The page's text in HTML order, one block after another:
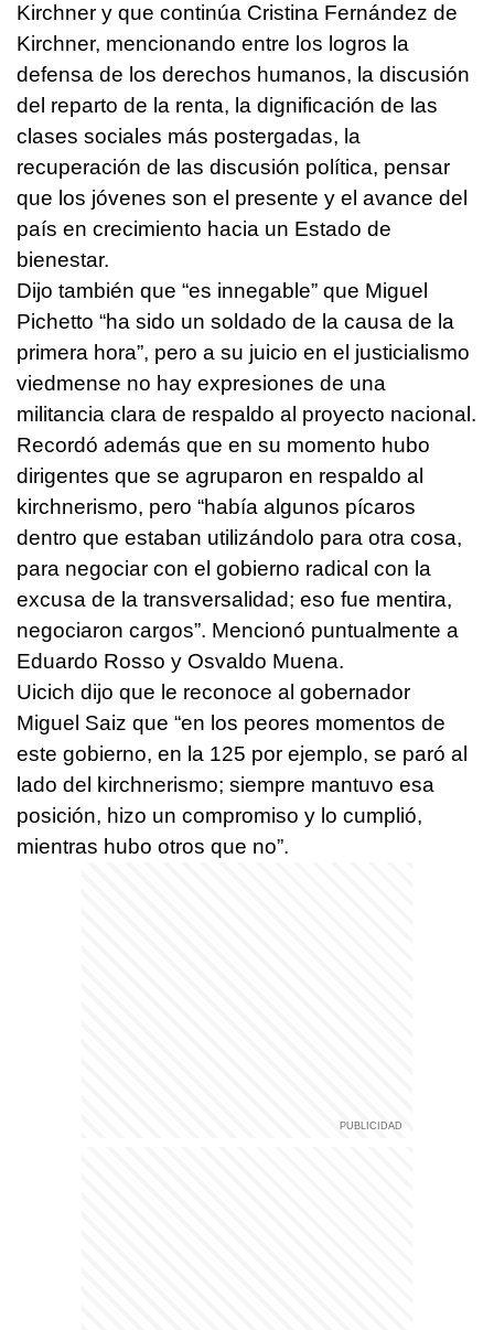
Kirchner y que continúa Cristina Fernández de
Kirchner, mencionando entre los logros la
defensa de los derechos humanos, la discusión
del reparto de la renta, la dignificación de las
clases sociales más postergadas, la
recuperación de las discusión política, pensar
que los jóvenes son el presente y el avance del
país en crecimiento hacia un Estado de
bienestar.
Dijo también que “es innegable” que Miguel
Pichetto “ha sido un soldado de la causa de la
primera hora”, pero a su juicio en el justicialismo
viedmense no hay expresiones de una
militancia clara de respaldo al proyecto nacional.
Recordó además que en su momento hubo
dirigentes que se agruparon en respaldo al
kirchnerismo, pero “había algunos pícaros
dentro que estaban utilizándolo para otra cosa,
para negociar con el gobierno radical con la
excusa de la transversalidad; eso fue mentira,
negociaron cargos”. Mencionó puntualmente a
Eduardo Rosso y Osvaldo Muena.
Uicich dijo que le reconoce al gobernador
Miguel Saiz que “en los peores momentos de
este gobierno, en la 125 por ejemplo, se paró al
lado del kirchnerismo; siempre mantuvo esa
posición, hizo un compromiso y lo cumplió,
mientras hubo otros que no”.